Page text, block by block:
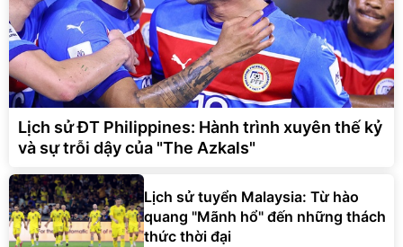
Lịch sử ĐT Philippines: Hành trình xuyên thế kỷ
và sự trỗi dậy của "The Azkals"
Lịch sử tuyển Malaysia: Từ hào
quang "Mãnh hổ" đến những thách
thức thời đại